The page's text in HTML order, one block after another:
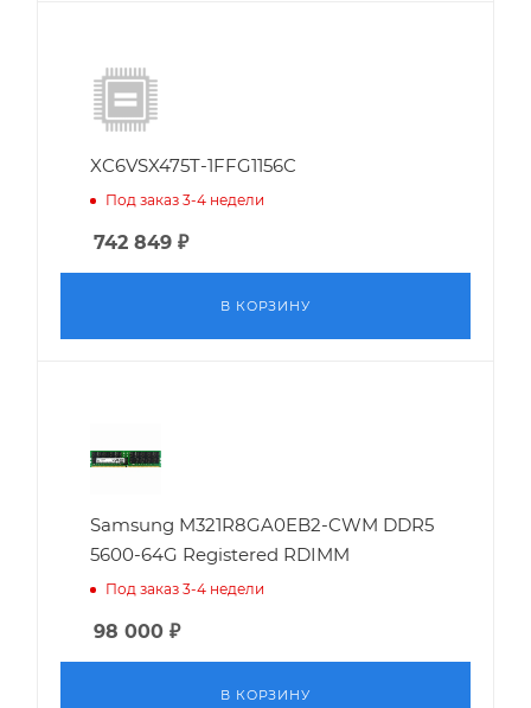
XC6VSX475T-1FFG1156C
Под заказ 3-4 недели
742 849 ₽
В КОРЗИНУ
Samsung M321R8GA0EB2-CWM DDR5
5600-64G Registered RDIMM
Под заказ 3-4 недели
98 000 ₽
В КОРЗИНУ